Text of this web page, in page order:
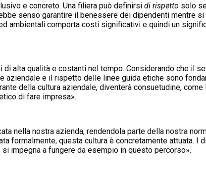
e concreto. Una filiera può definirsi di rispetto solo
senso garantire il benessere dei dipendenti mentre si
ambientali comporta costi significativi e quindi un
alta qualità e costanti nel tempo. Considerando che il
aziendale e il rispetto delle linee guida etiche sono
della cultura aziendale, diventerà consuetudine, come
di fare impresa».
nella nostra azienda, rendendola parte della nostra
formalmente, questa cultura è concretamente attuata. I
impegna a fungere da esempio in questo percorso».